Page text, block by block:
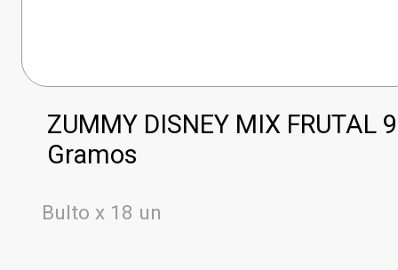
ZUMMY DISNEY MIX FRUTAL
Gramos
Bulto x 18 un